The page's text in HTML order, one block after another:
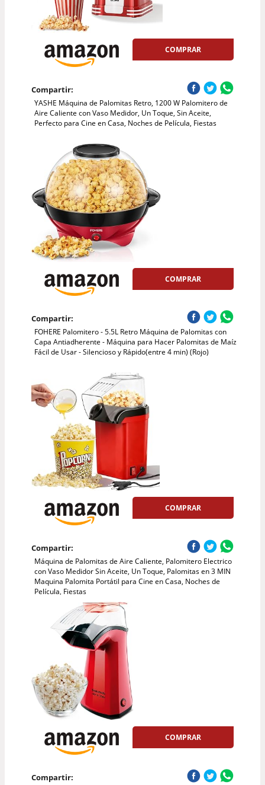
COMPRAR
Compartir:
YASHE Máquina de Palomitas Retro, 1200 W Palomitero de
Aire Caliente con Vaso Medidor, Un Toque, Sin Aceite,
Perfecto para Cine en Casa, Noches de Película, Fiestas
COMPRAR
Compartir:
FOHERE Palomitero - 5.5L Retro Máquina de Palomitas con
Capa Antiadherente - Máquina para Hacer Palomitas de Maíz
Fácil de Usar - Silencioso y Rápido(entre 4 min) (Rojo)
COMPRAR
Compartir:
Máquina de Palomitas de Aire Caliente, Palomitero Electrico
con Vaso Medidor Sin Aceite, Un Toque, Palomitas en 3 MIN
Maquina Palomita Portátil para Cine en Casa, Noches de
Película, Fiestas
COMPRAR
Compartir: